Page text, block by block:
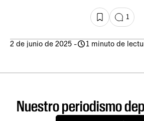
1
2 de junio de 2025 - 1 minuto de
Nuestro periodismo